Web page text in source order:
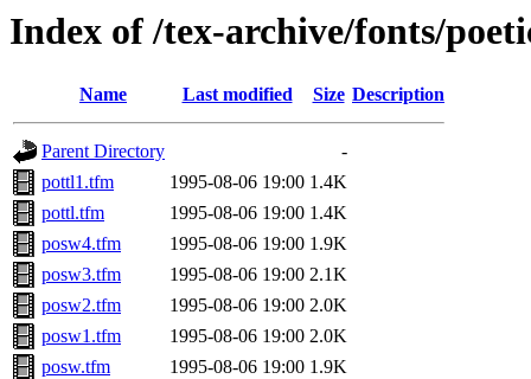
Index of /tex-archive/fonts/
Name Last modified Size Description
Parent Directory
-
pottl1.tfm
1995-08-06 19:00 1.4K
pottl.tfm
1995-08-06 19:00 1.4K
posw4.tfm
1995-08-06 19:00 1.9K
posw3.tfm
1995-08-06 19:00 2.1K
posw2.tfm
1995-08-06 19:00 2.0K
posw1.tfm
1995-08-06 19:00 2.0K
posw.tfm
1995-08-06 19:00 1.9K